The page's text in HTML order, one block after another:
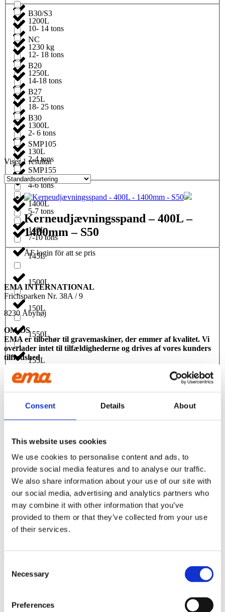
Consent Details About
This website uses cookies
We use cookies to personalise content and ads, to
provide social media features and to analyse our traffic.
We also share information about your use of our site with
our social media, advertising and analytics partners who
may combine it with other information that you’ve
provided to them or that they’ve collected from your use
of their services.
Selection
Necessary
Preferences
B30/S3
NC
B20
B27
B30
SMP105
SMP155
1200L
1230 kg
1250L
125L
1300L
130L
1350L
1400L
140L
145L
1500L
150L
1550L
155L
1600L
165L
1700L
1750L
175L
10- 14 tons
12- 18 tons
14-18 tons
18- 25 tons
2- 6 tons
2-4 tons
4-6 tons
5-7 tons
7-10 tons
Viser 1 resultat
Kerneudjævningsspand – 400L –
1400mm – S50
ÅF login för att se pris
EMA INTERNATIONAL
Frichsparken Nr. 38A / 9
8230 Åbyhøj
OM OS
EMA er tilbehør til gravemaskiner, der emmer af kvalitet. Vi
overlader intet til tilfældighederne og drives af vores kunders
tilfredshed
CONTACT US
Phone:+45 81 77 02 50
Om os
Købsbetingelser
STOLT MEDLEM AF
FØLG OS:
Produktsortiment